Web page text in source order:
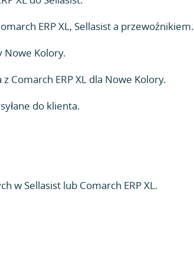
ERP XL, Sellasist a przewoźnikiem.
Nowe Kolory.
ERP XL dla Nowe Kolory.
do klienta.
w Sellasist lub Comarch ERP XL.